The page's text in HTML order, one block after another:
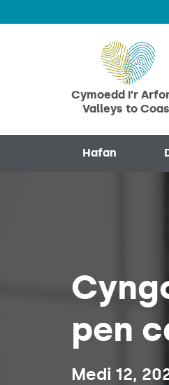
Cymoedd i'r
Valleys to
Hafan
pen
Medi 12,